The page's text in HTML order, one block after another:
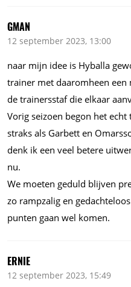
GMAN
12 september 2023, 13:00
naar mijn idee is Hyballa
trainer met daaromheen
de trainersstaf die elkaar
Vorig seizoen begon het
straks als Garbett en
denk ik een veel betere
nu.
We moeten geduld blijven
zo rampzalig en
punten gaan wel komen.
ERNIE
12 september 2023, 15:49